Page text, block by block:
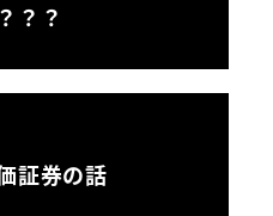
？？
証券の話